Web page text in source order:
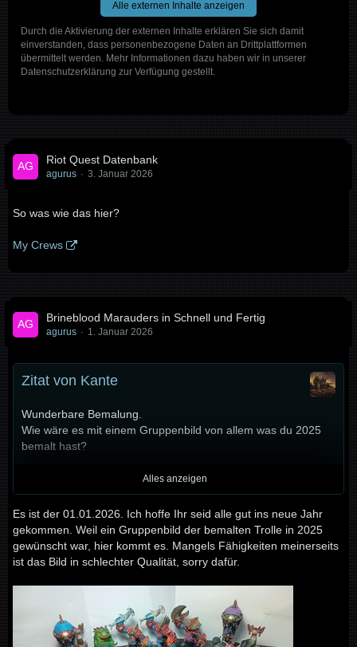
Alle externen Inhalte anzeigen
Durch die Aktivierung der externen Inhalte erklären Sie sich damit
einverstanden, dass personenbezogene Daten an Drittplattformen
übermittelt werden. Mehr Informationen dazu haben wir in unserer
Datenschutzerklärung zur Verfügung gestellt.
Riot Quest Datenbank
agurus 3. Januar 2026
So was wie das hier?
My Crews
Brineblood Marauders in Schnell und Fertig
agurus 1. Januar 2026
Zitat von Kante
Wunderbare Bemalung.
Wie wäre es mit einem Gruppenbild von allem was du 2025
bemalt hast?
Mit freundlichen Grüßen
Lars
Alles anzeigen
Es ist der 01.01.2026. Ich hoffe Ihr seid alle gut ins neue Jahr
gekommen. Weil ein Gruppenbild der bemalten Trolle in 2025
gewünscht war, hier kommt es. Mangels Fähigkeiten meinerseits
ist das Bild in schlechter Qualität, sorry dafür.